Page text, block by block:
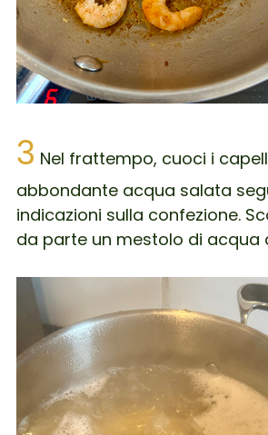
3 Nel frattempo, cuoci i
abbondante acqua salata
indicazioni sulla confezione.
da parte un mestolo di acqua